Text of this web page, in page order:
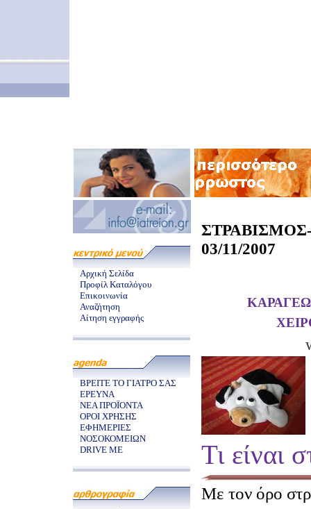
Αρχική Σελίδα
Προφίλ Καταλόγου
Επικοινωνία
Αναζήτηση
Αίτηση εγγραφής
ΒΡΕΙΤΕ ΤΟ ΓΙΑΤΡΟ ΣΑΣ
ΕΡΕΥΝΑ
ΝΕΑ ΠΡΟΪΟΝΤΑ
ΟΡΟΙ ΧΡΗΣΗΣ
ΕΦΗΜΕΡΙΕΣ
ΝΟΣΟΚΟΜΕΙΩΝ
DRIVE ME
03/11/2007
Τι είναι
Με τον όρο